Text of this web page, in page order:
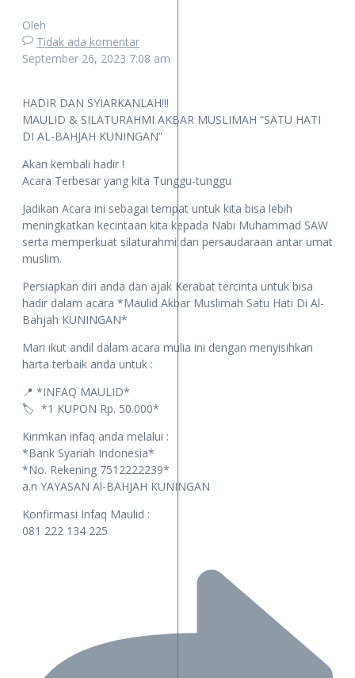
Oleh
Tidak ada komentar
September 26, 2023 7:08 am
HADIR DAN SYIARKANLAH!!!
MAULID & SILATURAHMI AKBAR MUSLIMAH “SATU HATI
DI AL-BAHJAH KUNINGAN”
Akan kembali hadir !
Acara Terbesar yang kita Tunggu-tunggu
Jadikan Acara ini sebagai tempat untuk kita bisa lebih
meningkatkan kecintaan kita kepada Nabi Muhammad SAW
serta memperkuat silaturahmi dan persaudaraan antar umat
muslim.
Persiapkan diri anda dan ajak Kerabat tercinta untuk bisa
hadir dalam acara *Maulid Akbar Muslimah Satu Hati Di Al-
Bahjah KUNINGAN*
Mari ikut andil dalam acara mulia ini dengan menyisihkan
harta terbaik anda untuk :
📍 *INFAQ MAULID*
🏷 *1 KUPON Rp. 50.000*
Kirimkan infaq anda melalui :
*Bank Syariah Indonesia*
*No. Rekening 7512222239*
a.n YAYASAN Al-BAHJAH KUNINGAN
Konfirmasi Infaq Maulid :
081 222 134 225